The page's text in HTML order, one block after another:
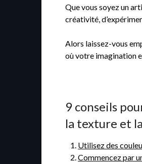
Que vous soyez un
créativité,
Alors laissez-vous
où votre imagination
9 conseils
la texture et
Utilisez des
Commencez par